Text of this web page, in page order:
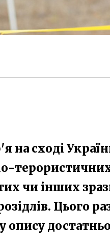
сході
чи інших
Цього
опису